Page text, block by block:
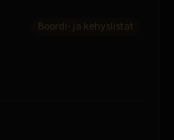
Boordi- ja kehyslistat